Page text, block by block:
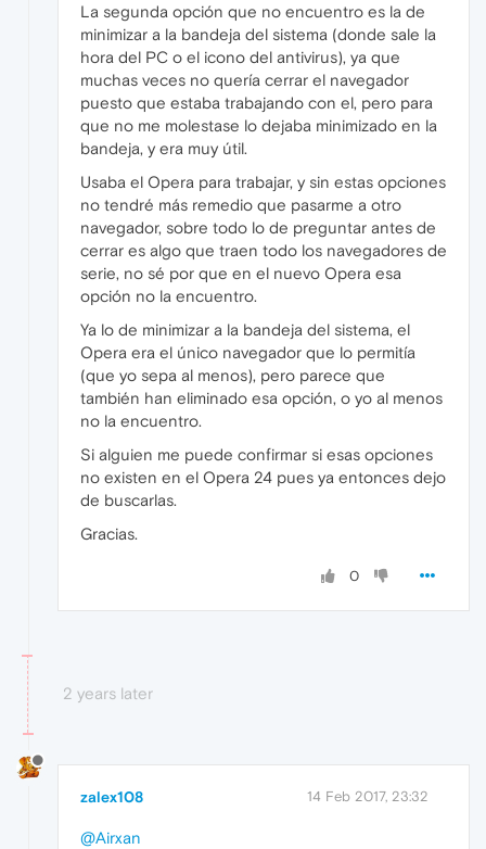
La segunda opción que no encuentro es la de
minimizar a la bandeja del sistema (donde sale la
hora del PC o el icono del antivirus), ya que
muchas veces no quería cerrar el navegador
puesto que estaba trabajando con el, pero para
que no me molestase lo dejaba minimizado en la
bandeja, y era muy útil.
Usaba el Opera para trabajar, y sin estas opciones
no tendré más remedio que pasarme a otro
navegador, sobre todo lo de preguntar antes de
cerrar es algo que traen todo los navegadores de
serie, no sé por que en el nuevo Opera esa
opción no la encuentro.
Ya lo de minimizar a la bandeja del sistema, el
Opera era el único navegador que lo permitía
(que yo sepa al menos), pero parece que
también han eliminado esa opción, o yo al menos
no la encuentro.
Si alguien me puede confirmar si esas opciones
no existen en el Opera 24 pues ya entonces dejo
de buscarlas.
Gracias.
0
2 years later
zalex108 14 Feb 2017, 23:32
@Airxan